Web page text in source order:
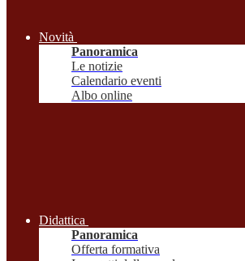
Novità
Panoramica
Le notizie
Calendario eventi
Albo online
Didattica
Panoramica
Offerta formativa